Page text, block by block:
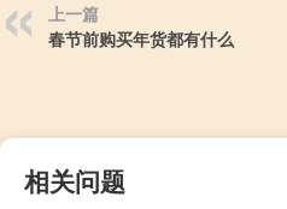
上一篇
春节前购买年货都有什么
相关问题